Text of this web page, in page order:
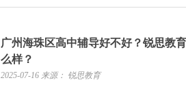
广州海珠区高中辅导好不好？锐思教
么样？
2025-07-16 来源： 锐思教育